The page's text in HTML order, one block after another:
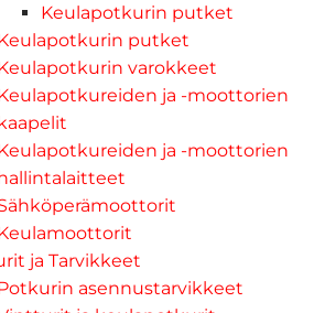
Keulapotkurin putket
putket
varokkeet
ja -moottorien
ja -moottorien
ja Tarvikkeet
asennustarvikkeet